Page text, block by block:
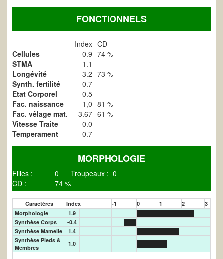
FONCTIONNELS
Index CD
Cellules
0.9 74 %
STMA
1.1
Longévité
3.2 73 %
Synth. fertilité
0.7
Etat Corporel
0.5
Fac. naissance
1,0 81 %
Fac. vêlage mat.
3.67 61 %
Vitesse Traite
0.0
Temperament
0.7
MORPHOLOGIE
Filles : 0 Troupeaux : 0
CD :
74 %
Caractères Index -1 0 1 2
3
Morphologie
1.9
Synthèse Corps
-0.4
Synthèse Mamelle
1.4
Synthèse Pieds &
Membres
1.0